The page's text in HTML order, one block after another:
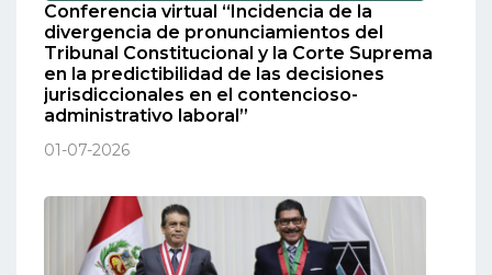
Conferencia virtual “Incidencia de la
divergencia de pronunciamientos del
Tribunal Constitucional y la Corte Suprema
en la predictibilidad de las decisiones
jurisdiccionales en el contencioso-
administrativo laboral”
01-07-2026